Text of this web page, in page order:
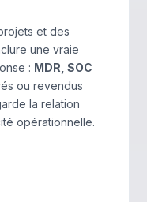
et des
une vraie
: MDR, SOC
ou revendus
la relation
opérationnelle.